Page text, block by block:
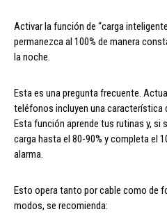
Activar la función de “carga
permanezca al 100% de manera
la noche.
Esta es una pregunta frecuente.
teléfonos incluyen una característica
Esta función aprende tus rutinas y, si
carga hasta el 80-90% y completa el
alarma.
Esto opera tanto por cable como de
modos, se recomienda: